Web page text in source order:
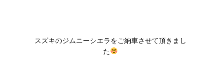
スズキのジムニーシエラをご納車させて頂きまし
た